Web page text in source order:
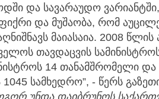
და სავარაუდო
ფიქრი და მუშაობა, რომ
მაიასაია. 2008
თავდაცვის
14 თანამშრომელი
1045 სამხედრო”, - წერს